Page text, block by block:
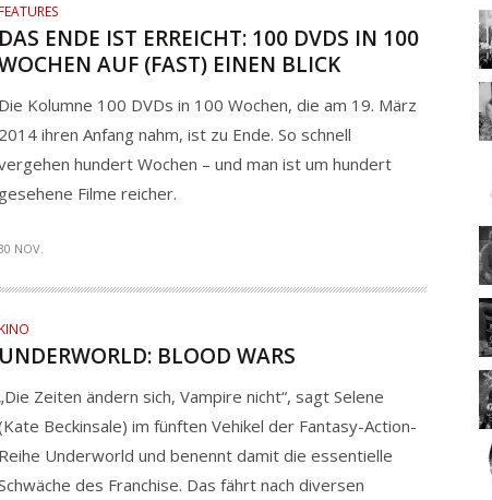
ENDE IST ERREICHT: 100 DVDS IN 100
AUF (FAST) EINEN BLICK
Kolumne 100 DVDs in 100 Wochen, die am 19. März
ihren Anfang nahm, ist zu Ende. So schnell
hundert Wochen – und man ist um hundert
Filme reicher.
NOV.
BLOOD WARS
Zeiten ändern sich, Vampire nicht“, sagt Selene
Beckinsale) im fünften Vehikel der Fantasy-Action-
Underworld und benennt damit die essentielle
des Franchise. Das fährt nach diversen